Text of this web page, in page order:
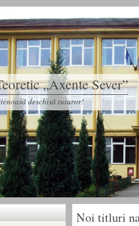
„Axente Sever”
deschisă tuturor!
Noi titluri